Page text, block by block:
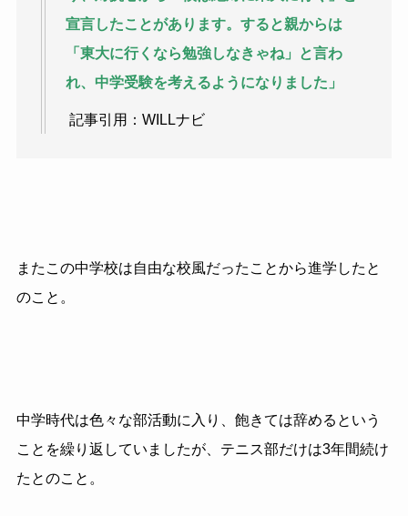
宣言したことがあります。すると親からは
「東大に行くなら勉強しなきゃね」と言わ
れ、中学受験を考えるようになりました」
記事引用：WILLナビ
またこの中学校は自由な校風だったことから進学したと
のこと。
中学時代は色々な部活動に入り、飽きては辞めるという
ことを繰り返していましたが、テニス部だけは3年間続け
たとのこと。